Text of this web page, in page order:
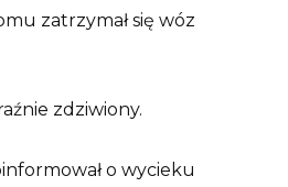
zatrzymał się wóz
zdziwiony.
o wycieku